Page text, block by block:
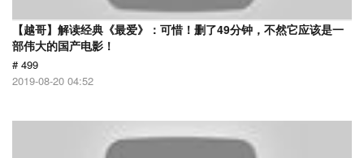
【越哥】解读经典《最爱》：可惜！删了49分钟，不然它应该是一
部伟大的国产电影！
# 499
2019-08-20 04:52